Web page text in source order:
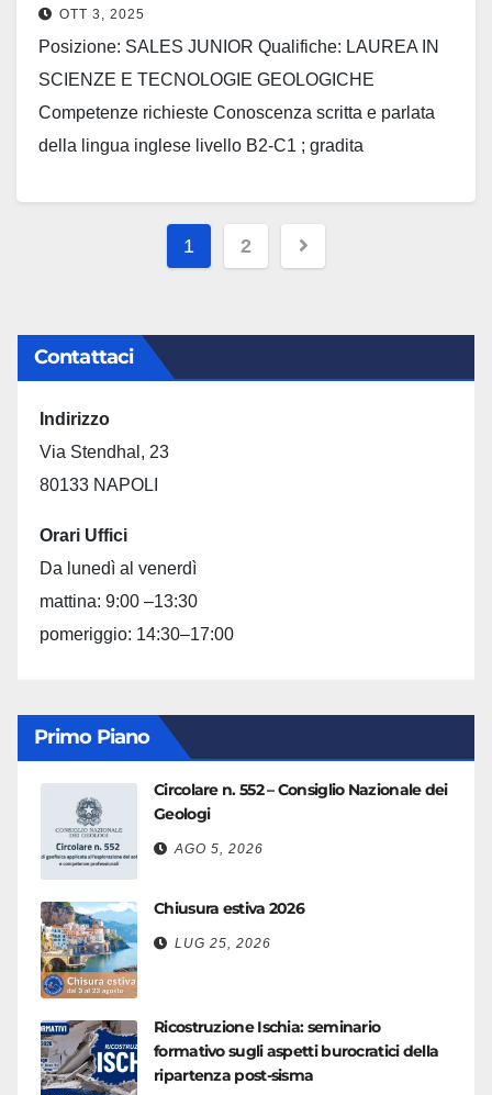
OTT 3, 2025
Posizione: SALES JUNIOR Qualifiche: LAUREA IN
SCIENZE E TECNOLOGIE GEOLOGICHE
Competenze richieste Conoscenza scritta e parlata
della lingua inglese livello B2-C1 ; gradita
triennale in scienze geologiche Disponibilità alla
Paginazione
degli
1 2
Contattaci
Indirizzo
Via Stendhal, 23
80133 NAPOLI
Orari Uffici
Da lunedì al venerdì
mattina: 9:00 –13:30
pomeriggio: 14:30–17:00
Primo Piano
Circolare n. 552 – Consiglio Nazionale dei
Geologi
AGO 5, 2026
Chiusura estiva 2026
LUG 25, 2026
Ricostruzione Ischia: seminario
formativo sugli aspetti burocratici della
ripartenza post-sisma